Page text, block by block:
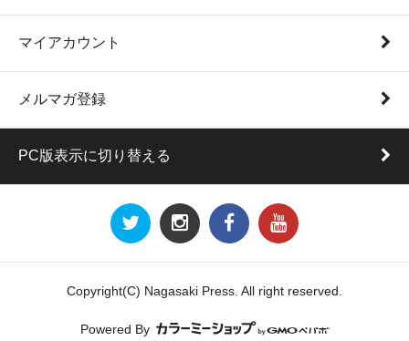
マイアカウント
メルマガ登録
PC版表示に切り替える
Copyright(C) Nagasaki Press. All right reserved.
Powered By